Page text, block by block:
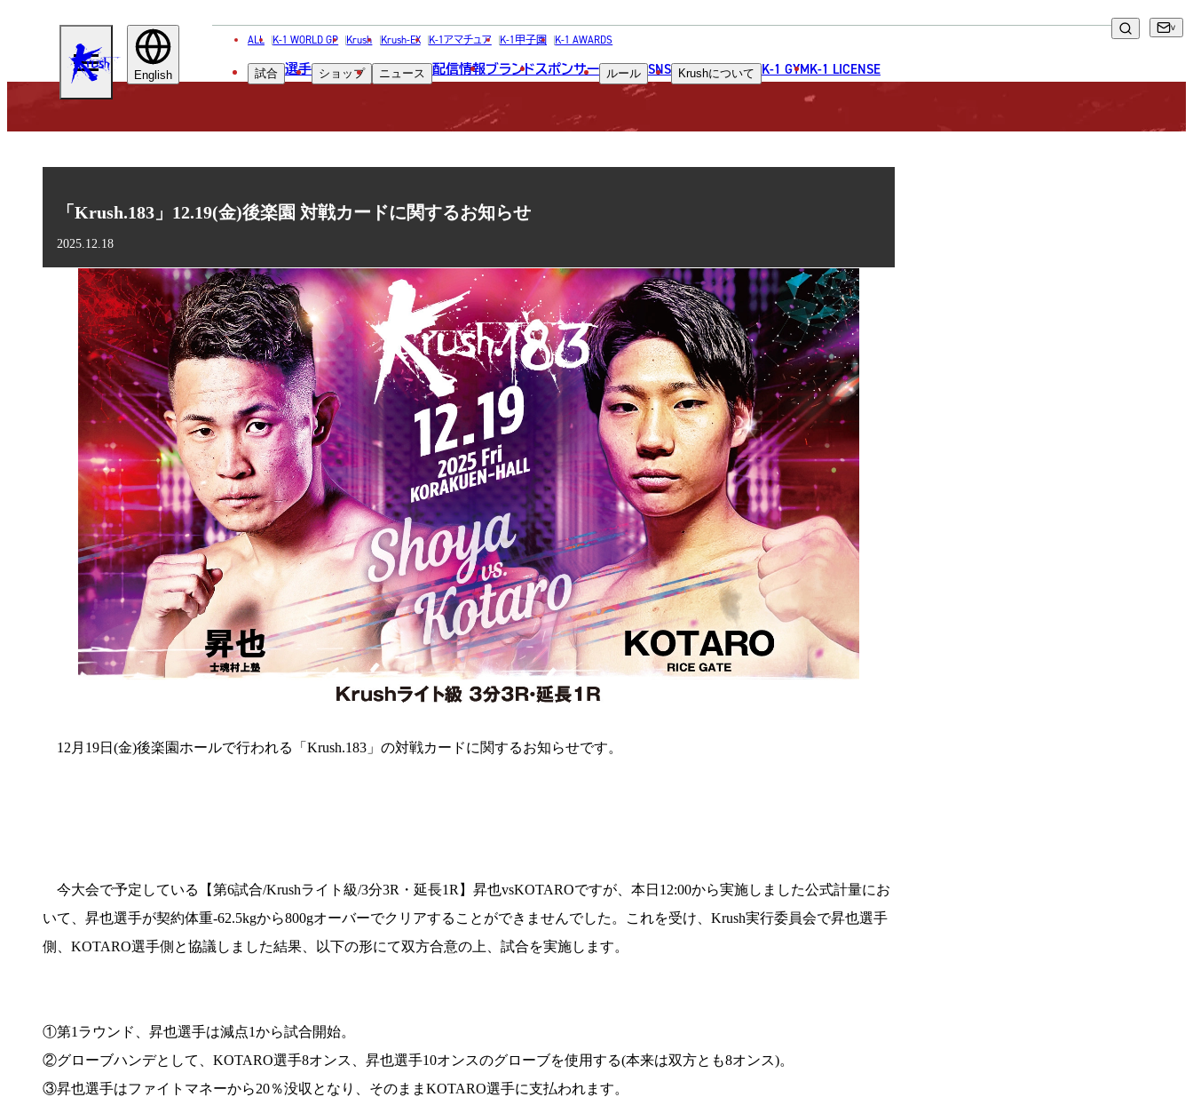
KRUSHEnglish
ALL K-1 WORLD GP Krush Krush-EX K-1アマチュア K-1甲子園 K-1 AWARDS
試合 選手 ショップ ニュース 配信情報ブランドスポンサー ルール SNS Krushについて K-1 GYMK-1 LICENSE
NEWS
「Krush.183」12.19(金)後楽園 対戦カードに関するお知らせ
2025.12.18
12月19日(金)後楽園ホールで行われる「Krush.183」の対戦カードに関するお知らせです。
今大会で予定している【第6試合/Krushライト級/3分3R・延長1R】昇也vsKOTAROですが、本日12:00から実施しました公式計量にお
いて、昇也選手が契約体重-62.5kgから800gオーバーでクリアすることができませんでした。これを受け、Krush実行委員会で昇也選手
側、KOTARO選手側と協議しました結果、以下の形にて双方合意の上、試合を実施します。
①第1ラウンド、昇也選手は減点1から試合開始。
②グローブハンデとして、KOTARO選手8オンス、昇也選手10オンスのグローブを使用する(本来は双方とも8オンス)。
③昇也選手はファイトマネーから20％没収となり、そのままKOTARO選手に支払われます。